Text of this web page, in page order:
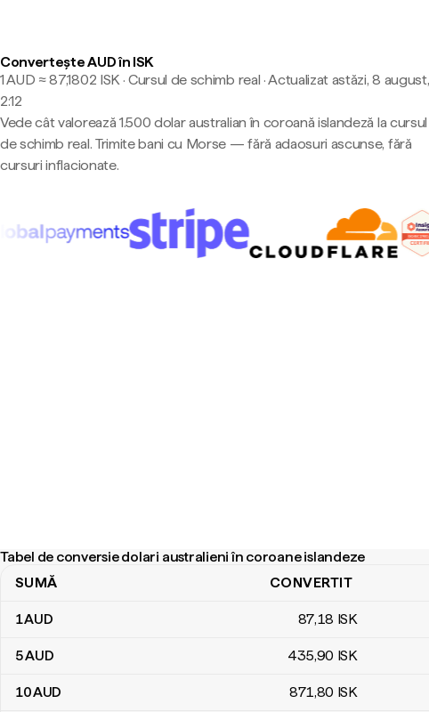
Convertește AUD în ISK
1 AUD ≈ 87,1802 ISK · Cursul de schimb real ·Actualizat astăzi, 8 august,
2:12
Vede cât valorează 1.500 dolar australian în coroană islandeză la cursul
de schimb real. Trimite bani cu Morse — fără adaosuri ascunse, fără
cursuri inflacionate.
Tabel de conversie dolari australieni în coroane islandeze
Tabel de conversie dolari australieni în coroane islandeze
SUMĂ CONVERTIT
1AUD 87,18 ISK
5AUD 435,90 ISK
10AUD 871,80 ISK